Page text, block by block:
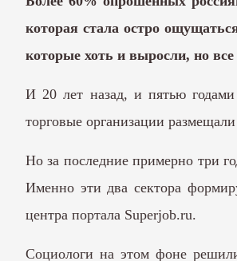
которая стала остро
которые хоть и выросли, но
И 20 лет назад, и пятью
торговые организации
Но за последние примерно три
Именно эти два сектора
центра портала Superjob.ru.
Социологи на этом фоне